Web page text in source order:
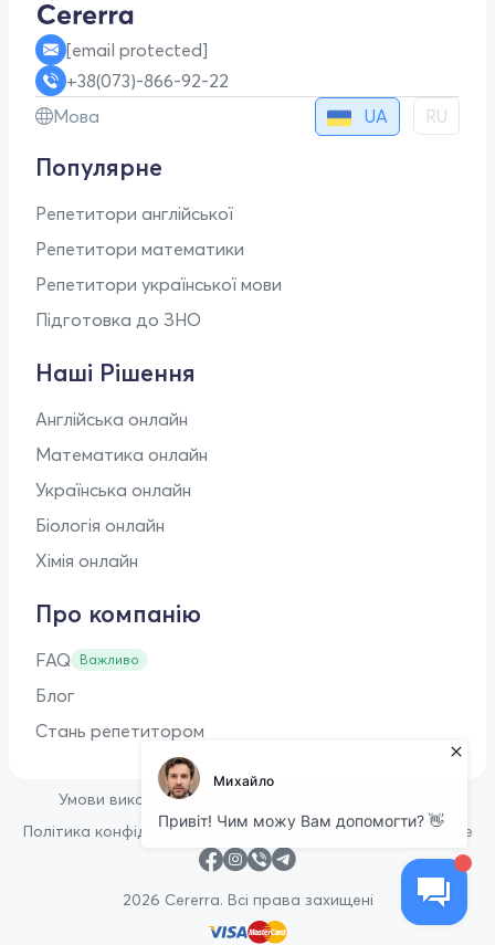
[email protected]
+38(073)-866-92-22
Мова
UA RU
Популярне
Репетитори англійської
Репетитори математики
Репетитори української мови
Підготовка до ЗНО
Наші Рішення
Англійська онлайн
Математика онлайн
Українська онлайн
Біологія онлайн
Хімія онлайн
Про компанію
FAQ Важливо
Блог
Стань репетитором
2026 Cererra. Всі права захищені
Умови використання
Політика конфіденційності • Політика щодо файлів cookie